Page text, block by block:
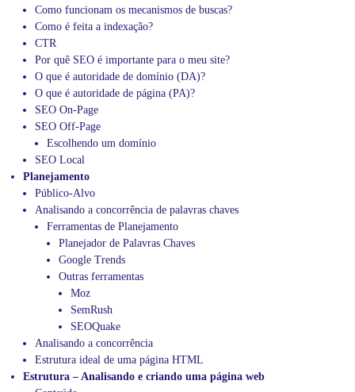
Como funcionam os mecanismos de buscas?
Como é feita a indexação?
CTR
Por quê SEO é importante para o meu site?
O que é autoridade de domínio (DA)?
O que é autoridade de página (PA)?
SEO On-Page
SEO Off-Page
Escolhendo um domínio
SEO Local
Planejamento
Público-Alvo
Analisando a concorrência de palavras chaves
Ferramentas de Planejamento
Planejador de Palavras Chaves
Google Trends
Outras ferramentas
Moz
SemRush
SEOQuake
Analisando a concorrência
Estrutura ideal de uma página HTML
Estrutura – Analisando e criando uma página web